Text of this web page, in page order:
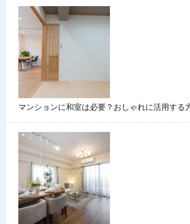
マンションに和室は必要？おしゃれに活用する